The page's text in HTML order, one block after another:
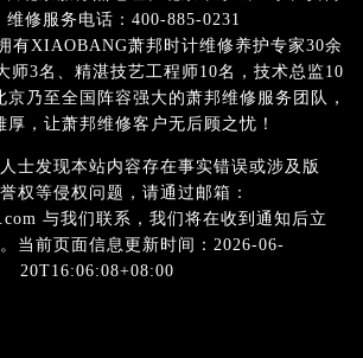
维修服务电话：400-885-0231
有XIAOBANG萧邦时计维修养护专家30余
师3名、精湛技艺工程师10名，技术总监10
乃至全国阵容强大的萧邦维修服务团队，
厚，让萧邦维修客户无后顾之忧！
士发现本站内容存在事实错误或涉及版
权等侵权问题，请通过邮箱：
与我们联系，我们将在收到通知后立
当前页面信息更新时间：2026-06-
20T16:06:08+08:00